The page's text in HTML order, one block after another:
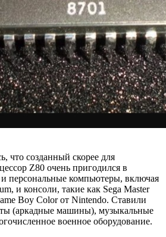
что созданный скорее для
Z80 очень пригодился в
персональные компьютеры, включая
и консоли, такие как Sega Master
Boy Color от Nintendo. Ставили
(аркадные машины), музыкальные
военное оборудование.